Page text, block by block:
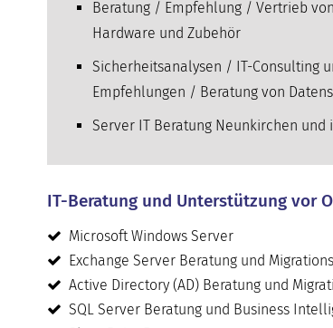
Beratung / Empfehlung / Vertrieb
Hardware und Zubehör
Sicherheitsanalysen / IT-Consulting
Empfehlungen / Beratung von
Server IT Beratung Neunkirchen und
IT-Beratung und Unterstützung vor
Microsoft Windows Server
Exchange Server Beratung und
Active Directory (AD) Beratung und
SQL Server Beratung und Business